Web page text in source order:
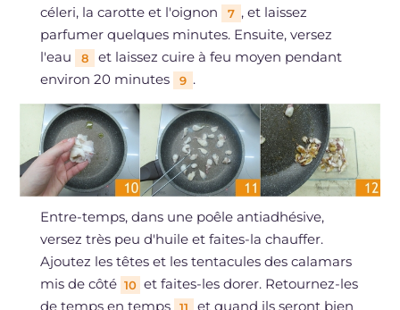
céleri, la carotte et l'oignon
7 , et laissez
parfumer quelques minutes. Ensuite, versez
l'eau
8
et laissez cuire à feu moyen pendant
environ 20 minutes
9 .
Entre-temps, dans une poêle antiadhésive,
versez très peu d'huile et faites-la chauffer.
Ajoutez les têtes et les tentacules des calamars
mis de côté 10 et faites-les dorer. Retournez-les
de temps en temps
et quand ils seront bien